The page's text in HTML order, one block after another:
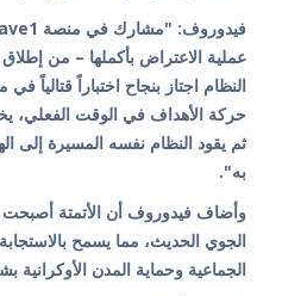
عملية الاعتراض بأكملها – من
النظام اجتاز بنجاح اختباراً
حركة الأهداف في الوقت الفعلي،
ثم يقود النظام نفسه المسيرة إلى
به".
وأضاف فيدوروف أن الأتمتة أصبحت
الجوي الحديث، مما يسمح
الجماعية وحماية المدن الأوكرانية